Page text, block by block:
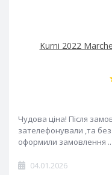
Kurni 2022
Чудова ціна! Після
зателефонували ,та
оформили замовлення ..
04.01.2026